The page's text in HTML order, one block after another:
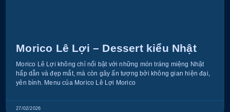
Morico Lê Lợi – Dessert kiểu Nhật
Morico Lê Lợi không chỉ nổi bật với những món tráng miệng Nhật
hấp dẫn và đẹp mắt, mà còn gây ấn tượng bởi không gian hiện đại,
yên bình. Menu của Morico Lê Lợi Morico
27/02/2026